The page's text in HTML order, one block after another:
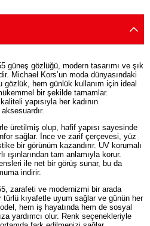
güneş gözlüğü, modern tasarımı ve şık
Michael Kors’un moda dünyasındaki
gözlük, hem günlük kullanım için ideal
bir şekilde tamamlar.
yapısıyla her kadının
üretilmiş olup, hafif yapısı sayesinde
sağlar. İnce ve zarif çerçevesi, yüz
bir görünüm kazandırır. UV korumalı
ışınlarından tam anlamıyla korur.
ile net bir görüş sunar, bu da
indirir.
zarafeti ve modernizmi bir arada
türlü kıyafetle uyum sağlar ve günün her
hem iş hayatında hem de sosyal
yardımcı olur. Renk seçenekleriyle